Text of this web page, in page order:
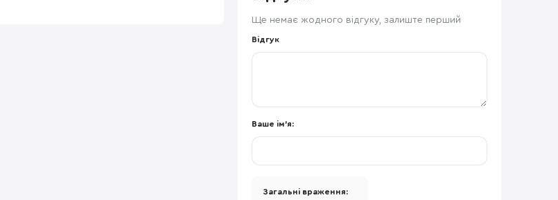
Ще немає жодного відгуку, залиште перший
Відгук
Ваше ім'я:
Загальні враження: